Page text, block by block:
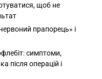
щоб не
прапорець» і
симптоми,
після операцій і